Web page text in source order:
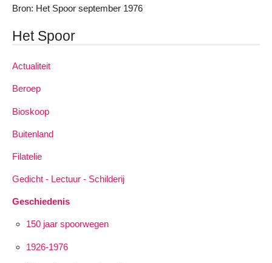
Bron: Het Spoor september 1976
Het Spoor
Actualiteit
Beroep
Bioskoop
Buitenland
Filatelie
Gedicht - Lectuur - Schilderij
Geschiedenis
150 jaar spoorwegen
1926-1976